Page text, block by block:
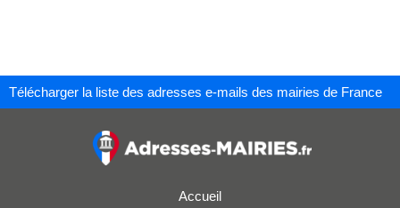
Télécharger la liste des adresses e-mails des mairies de France
Accueil